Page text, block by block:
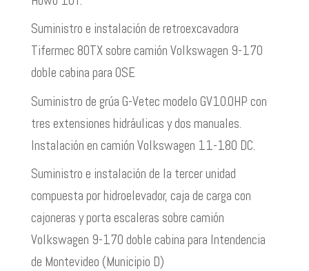
Suministro e instalación de retroexcavadora
Tifermec 80TX sobre camión Volkswagen 9-170
doble cabina para OSE
Suministro de grúa G-Vetec modelo GV10.0HP con
tres extensiones hidráulicas y dos manuales.
Instalación en camión Volkswagen 11-180 DC.
Suministro e instalación de la tercer unidad
compuesta por hidroelevador, caja de carga con
cajoneras y porta escaleras sobre camión
Volkswagen 9-170 doble cabina para Intendencia
de Montevideo (Municipio D)